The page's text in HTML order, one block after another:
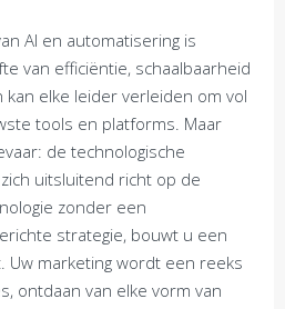
AI en automatisering is
van efficiëntie, schaalbaarheid
elke leider verleiden om vol
tools en platforms. Maar
de technologische
uitsluitend richt op de
zonder een
strategie, bouwt u een
Uw marketing wordt een reeks
ontdaan van elke vorm van